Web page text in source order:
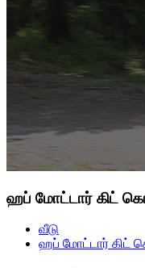
ஹப் மோட்டார் கிட்
வீடு
ஹப் மோட்டார் கிட்